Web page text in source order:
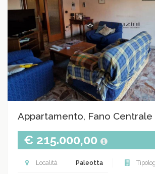
Appartamento, Fano Centrale
€ 215.000,00
Località Paleotta